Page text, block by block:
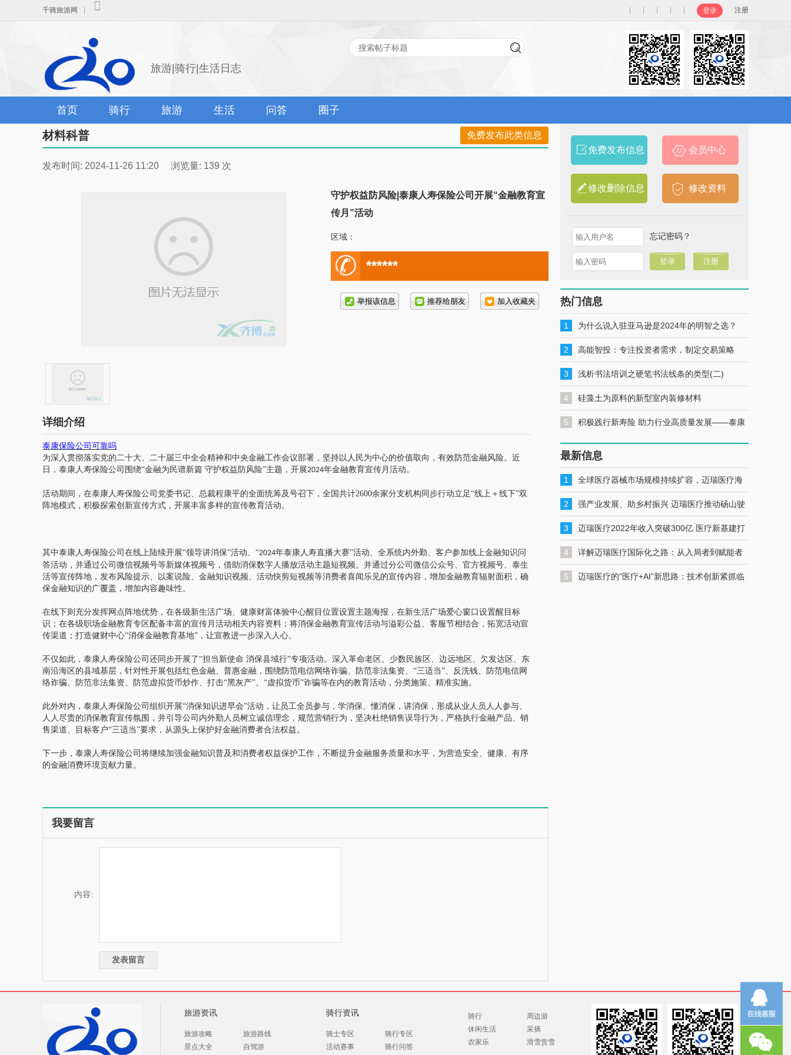
千骑旅游网 登录 注册
旅游|骑行|生活日志
首页 骑行 旅游 生活 问答 圈子
材料科普 免费发布此类信息
发布时间: 2024-11-26 11:20 浏览量: 139 次
守护权益防风险|泰康人寿保险公司开展“金融教育宣
传月”活动
区域：
电
话号
******
详细介绍
泰康保险公司可靠吗
为深入贯彻落实党的二十大、二十届三中全会精神和中央金融工作会议部署，坚持以人民为中心的价值取向，有效防范金融风险。近
日，泰康人寿保险公司围绕“金融为民谱新篇 守护权益防风险”主题，开展2024年金融教育宣传月活动。
活动期间，在泰康人寿保险公司党委书记、总裁程康平的全面统筹及号召下，全国共计2600余家分支机构同步行动立足“线上＋线下”双
阵地模式，积极探索创新宣传方式，开展丰富多样的宣传教育活动。
其中泰康人寿保险公司在线上陆续开展“领导讲消保”活动、“2024年泰康人寿直播大赛”活动、全系统内外勤、客户参加线上金融知识问
答活动，并通过公司微信视频号等新媒体视频号，借助消保数字人播放活动主题短视频。并通过分公司微信公众号、官方视频号、泰生
活等宣传阵地，发布风险提示、以案说险、金融知识视频、活动快剪短视频等消费者喜闻乐见的宣传内容，增加金融教育辐射面积，确
保金融知识的广覆盖，增加内容趣味性。
在线下则充分发挥网点阵地优势，在各级新生活广场、健康财富体验中心醒目位置设置主题海报，在新生活广场爱心窗口设置醒目标
识；在各级职场金融教育专区配备丰富的宣传月活动相关内容资料；将消保金融教育宣传活动与溢彩公益、客服节相结合，拓宽活动宣
传渠道；打造健财中心“消保金融教育基地”，让宣教进一步深入人心。
不仅如此，泰康人寿保险公司还同步开展了“担当新使命 消保县域行”专项活动。深入革命老区、少数民族区、边远地区、欠发达区、东
南沿海区的县域基层，针对性开展包括红色金融、普惠金融，围绕防范电信网络诈骗、防范非法集资、“三适当”、反洗钱、防范电信网
络诈骗、防范非法集资、防范虚拟货币炒作、打击“黑灰产”、“虚拟货币”诈骗等在内的教育活动，分类施策、精准实施。
此外对内，泰康人寿保险公司组织开展“消保知识进早会”活动，让员工全员参与，学消保、懂消保，讲消保，形成从业人员人人参与、
人人尽责的消保教育宣传氛围，并引导公司内外勤人员树立诚信理念，规范营销行为，坚决杜绝销售误导行为，严格执行金融产品、销
售渠道、目标客户“三适当”要求，从源头上保护好金融消费者合法权益。
下一步，泰康人寿保险公司将继续加强金融知识普及和消费者权益保护工作，不断提升金融服务质量和水平，为营造安全、健康、有序
的金融消费环境贡献力量。
我要留言
内容:
免费发布信息 会员中心
修改删除信息 修改资料
忘记密码？
热门信息
1 为什么说入驻亚马逊是2024年的明智之选？
2 高能智投：专注投资者需求，制定交易策略
3 浅析书法培训之硬笔书法线条的类型(二)
4 硅藻土为原料的新型室内装修材料
5 积极践行新寿险 助力行业高质量发展——泰康
人寿安徽分公司党委书记、总经理秦健
最新信息
1 全球医疗器械市场规模持续扩容，迈瑞医疗海
外布局明显加速
2 强产业发展、助乡村振兴 迈瑞医疗推动砀山驶
入发展“快车道”
3 迈瑞医疗2022年收入突破300亿 医疗新基建打
开增长空间
4 详解迈瑞医疗国际化之路：从入局者到赋能者
5 迈瑞医疗的“医疗+AI”新思路：技术创新紧抓临
旅游资讯
旅游攻略
旅游路线
景点大全
自驾游
骑行资讯
骑士专区
骑行专区
活动赛事
骑行问答
骑行
周边游
休闲生活
采摘
农家乐
滑雪赏雪